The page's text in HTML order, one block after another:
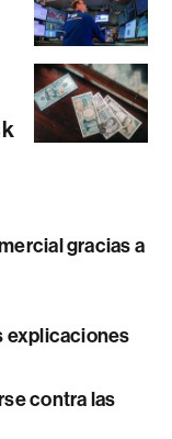
gracias a
explicaciones
contra las